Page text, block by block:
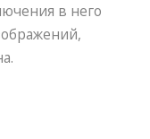
в него